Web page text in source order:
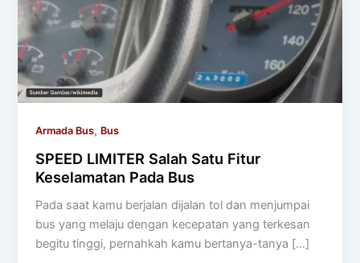
Armada Bus, Bus
SPEED LIMITER Salah Satu Fitur
Keselamatan Pada Bus
Pada saat kamu berjalan dijalan tol dan menjumpai
bus yang melaju dengan kecepatan yang terkesan
begitu tinggi, pernahkah kamu bertanya-tanya […]